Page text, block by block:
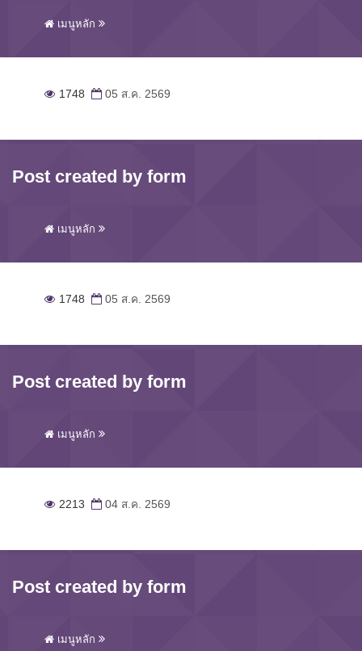
เมนูหลัก
1748 05 ส.ค. 2569
Post created by form
เมนูหลัก
1748 05 ส.ค. 2569
Post created by form
เมนูหลัก
2213 04 ส.ค. 2569
Post created by form
เมนูหลัก